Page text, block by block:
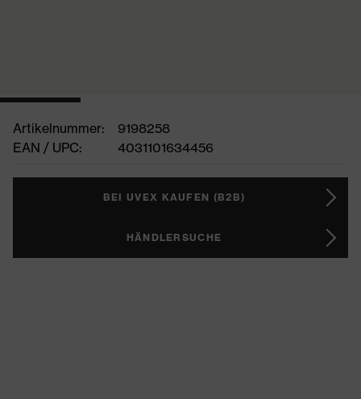
Artikelnummer:
9198258
EAN / UPC:
4031101634456
BEI UVEX KAUFEN (B2B)
HÄNDLERSUCHE